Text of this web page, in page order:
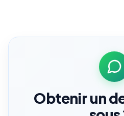
Obtenir un